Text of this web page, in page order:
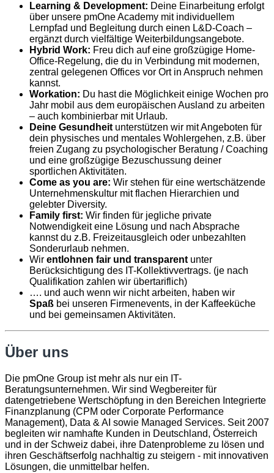
Learning & Development: Deine Einarbeitung erfolgt
über unsere pmOne Academy mit individuellem
Lernpfad und Begleitung durch einen L&D-Coach –
ergänzt durch vielfältige Weiterbildungsangebote.
Hybrid Work: Freu dich auf eine großzügige Home-
Office-Regelung, die du in Verbindung mit modernen,
zentral gelegenen Offices vor Ort in Anspruch nehmen
kannst.
Workation: Du hast die Möglichkeit einige Wochen pro
Jahr mobil aus dem europäischen Ausland zu arbeiten
– auch kombinierbar mit Urlaub.
Deine Gesundheit unterstützen wir mit Angeboten für
dein physisches und mentales Wohlergehen, z.B. über
freien Zugang zu psychologischer Beratung / Coaching
und eine großzügige Bezuschussung deiner
sportlichen Aktivitäten.
Come as you are: Wir stehen für eine wertschätzende
Unternehmenskultur mit flachen Hierarchien und
gelebter Diversity.
Family first: Wir finden für jegliche private
Notwendigkeit eine Lösung und nach Absprache
kannst du z.B. Freizeitausgleich oder unbezahlten
Sonderurlaub nehmen.
Wir entlohnen fair und transparent unter
Berücksichtigung des IT-Kollektivvertrags. (je nach
Qualifikation zahlen wir übertariflich)
…. und auch wenn wir nicht arbeiten, haben wir
Spaß bei unseren Firmenevents, in der Kaffeeküche
und bei gemeinsamen Aktivitäten.
Über uns
Die pmOne Group ist mehr als nur ein IT-
Beratungsunternehmen. Wir sind Wegbereiter für
datengetriebene Wertschöpfung in den Bereichen Integrierte
Finanzplanung (CPM oder Corporate Performance
Management), Data & AI sowie Managed Services. Seit 2007
begleiten wir namhafte Kunden in Deutschland, Österreich
und in der Schweiz dabei, ihre Datenprobleme zu lösen und
ihren Geschäftserfolg nachhaltig zu steigern - mit innovativen
Lösungen, die unmittelbar helfen.